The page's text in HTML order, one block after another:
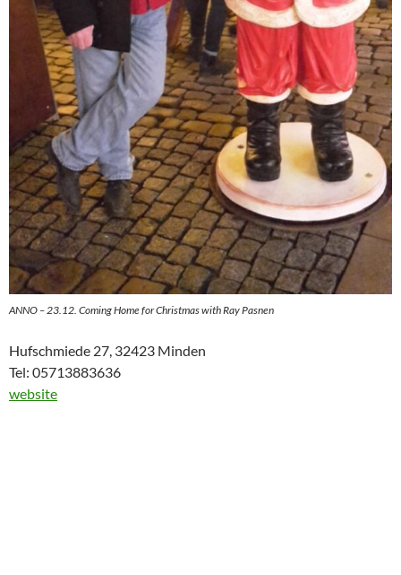
ANNO – 23.12. Coming Home for Christmas with Ray Pasnen
Hufschmiede 27, 32423 Minden
Tel: 05713883636
website